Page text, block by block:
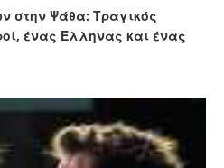
στην Ψάθα: Τραγικός
ένας Έλληνας και ένας